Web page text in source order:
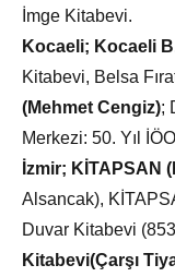
İmge Kitabevi.
Kocaeli; Kocaeli
Kitabevi, Belsa
(Mehmet Cengiz);
Merkezi: 50. Yıl
İzmir; KİTAPSAN
Alsancak),
Duvar Kitabevi
Kitabevi(Çarşı